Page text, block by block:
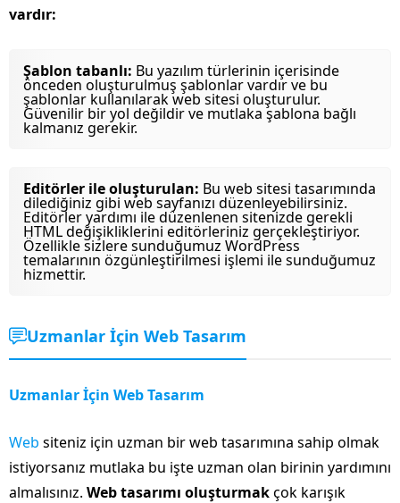
vardır:
Şablon tabanlı: Bu yazılım türlerinin içerisinde
önceden oluşturulmuş şablonlar vardır ve bu
şablonlar kullanılarak web sitesi oluşturulur.
Güvenilir bir yol değildir ve mutlaka şablona bağlı
kalmanız gerekir.
Editörler ile oluşturulan: Bu web sitesi tasarımında
dilediğiniz gibi web sayfanızı düzenleyebilirsiniz.
Editörler yardımı ile düzenlenen sitenizde gerekli
HTML değişikliklerini editörleriniz gerçekleştiriyor.
Özellikle sizlere sunduğumuz WordPress
temalarının özgünleştirilmesi işlemi ile sunduğumuz
hizmettir.
Uzmanlar İçin Web Tasarım
Uzmanlar İçin Web Tasarım
Web siteniz için uzman bir web tasarımına sahip olmak
istiyorsanız mutlaka bu işte uzman olan birinin yardımını
almalısınız. Web tasarımı oluşturmakçok karışık